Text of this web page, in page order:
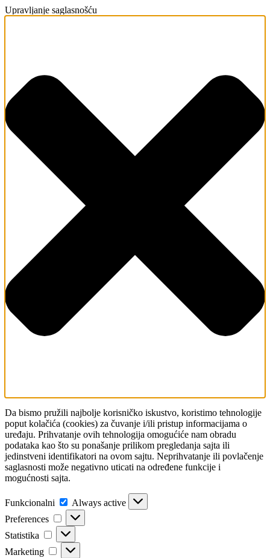
Upravljanje saglasnošću
Da bismo pružili najbolje korisničko iskustvo, koristimo tehnologije
poput kolačića (cookies) za čuvanje i/ili pristup informacijama o
uređaju. Prihvatanje ovih tehnologija omogućiće nam obradu
podataka kao što su ponašanje prilikom pregledanja sajta ili
jedinstveni identifikatori na ovom sajtu. Neprihvatanje ili povlačenje
saglasnosti može negativno uticati na određene funkcije i
mogućnosti sajta.
Funkcionalni Funkcionalni
Always active
Preferences
Preferences
Statistika Statistika
Marketing Marketing